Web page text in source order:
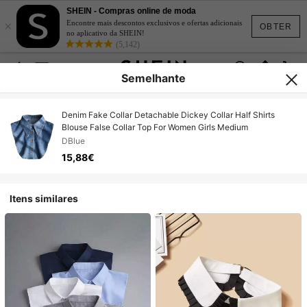
OBTER
×
SHEIN - Compras online de moda
Encontre mais descontos exclusivos e ofertas adicionais
no aplicativo da SHEIN!
(5,142)
Semelhante
Denim Fake Collar Detachable Dickey Collar Half Shirts
Blouse False Collar Top For Women Girls Medium
DBlue
15,88€
Itens similares